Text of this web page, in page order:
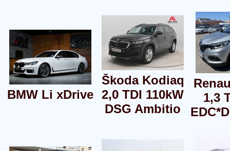
BMW Li xDrive
Škoda Kodiaq
2,0 TDI 110kW
DSG Ambitio
1,3